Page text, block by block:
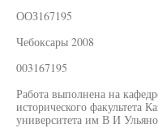
ООЗ167195
Чебоксары 2008
003167195
Работа выполнена на
исторического факультета
университета им В И